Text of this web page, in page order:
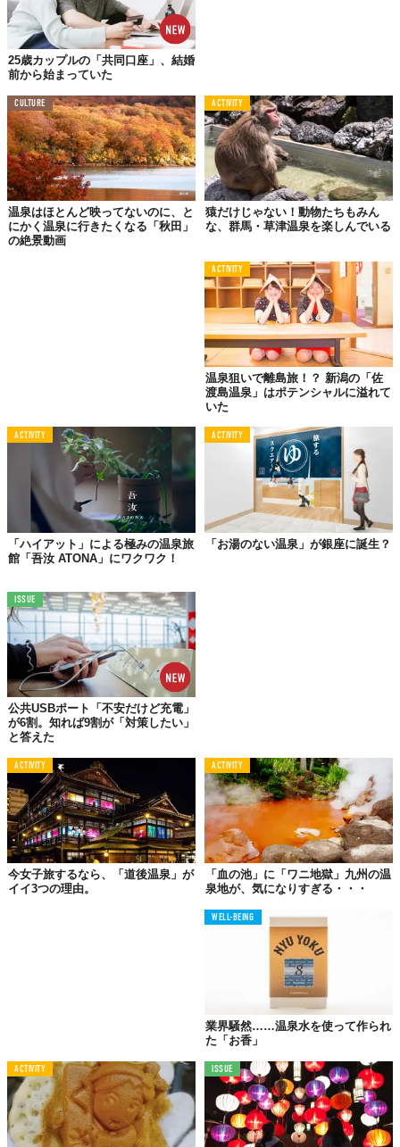
として全国的にも有名。
「氷室かき氷」
界 加賀（石川県・山代温泉）
これは、冬の間に氷室に雪を貯蔵して作った天然氷を、徳川家へ
献上するために旧暦6月1日に氷を切り出すもので、現在ではこの
日に「氷室饅頭」という三色の酒饅頭を用意して、夏の訪れを祝
います。
その氷室饅頭になぞらえた、3色の酒粕シロップかき氷がこちら。
03.
「生姜シロップかき氷」
界 出雲（島根県・玉造温泉）
この生姜の絞汁と砂糖を煮詰めたシロップを使ったかき氷は、甘
さのなかにもピリッとした辛さが残り、暑い夏にぴったりのスッ
04.
「ワインかき氷」
界 松本（長野県・浅間温泉）
25歳カップルの「共同口座」、結婚
前から始まっていた
CULTURE
温泉はほとんど映ってないのに、と
にかく温泉に行きたくなる「秋田」
の絶景動画
ACTIVITY
猿だけじゃない！動物たちもみん
な、群馬・草津温泉を楽しんでいる
ACTIVITY
温泉狙いで離島旅！？ 新潟の「佐
渡島温泉」はポテンシャルに溢れて
いた
ACTIVITY
「ハイアット」による極みの温泉旅
館「吾汝 ATONA」にワクワク！
ACTIVITY
「お湯のない温泉」が銀座に誕生？
ISSUE
公共USBポート「不安だけど充電」
が6割。知れば9割が「対策したい」
と答えた
ACTIVITY
今女子旅するなら、「道後温泉」が
イイ3つの理由。
ACTIVITY
「血の池」に「ワニ地獄」九州の温
泉地が、気になりすぎる・・・
WELL-BEING
業界騒然……温泉水を使って作られ
た「お香」
ACTIVITY ISSUE